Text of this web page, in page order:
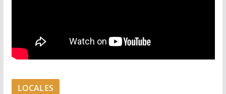
LOCALES